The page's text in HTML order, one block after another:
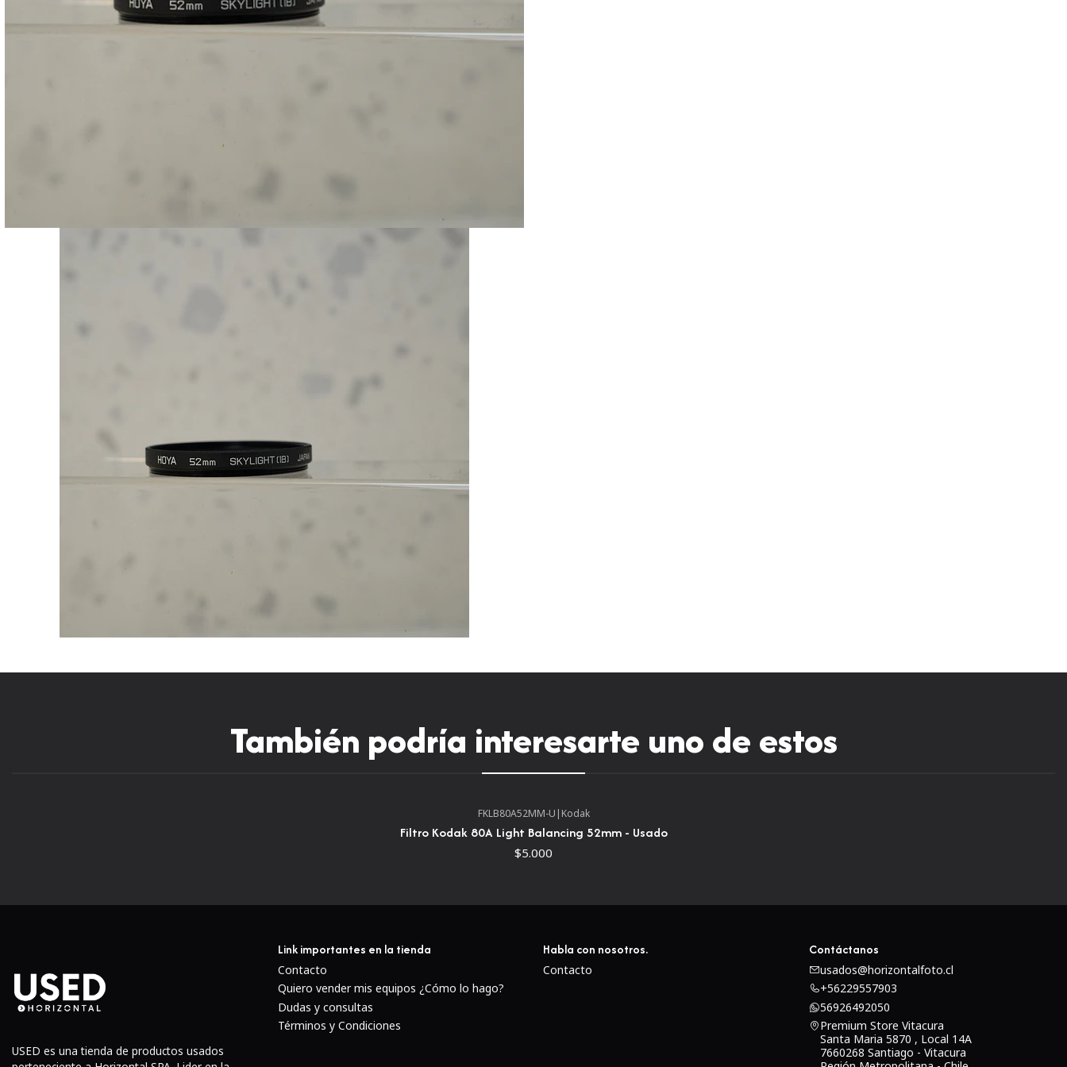
También podría interesarte uno de estos
FKLB80A52MM-U | Kodak
Filtro Kodak 80A Light Balancing 52mm - Usado
$5.000
USED es una tienda de productos usados
Link importantes en la tienda
Contacto
Quiero vender mis equipos ¿Cómo lo hago?
Dudas y consultas
Términos y Condiciones
Habla con nosotros.
Contacto
Contáctanos
usados@horizontalfoto.cl
+56229557903
56926492050
Premium Store Vitacura
Santa Maria 5870 , Local 14A
7660268 Santiago - Vitacura